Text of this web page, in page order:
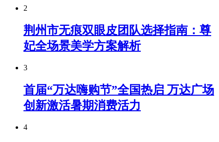
2
荆州市无痕双眼皮团队选择指南：尊
妃全场景美学方案解析
3
首届“万达嗨购节”全国热启 万达广场
创新激活暑期消费活力
4